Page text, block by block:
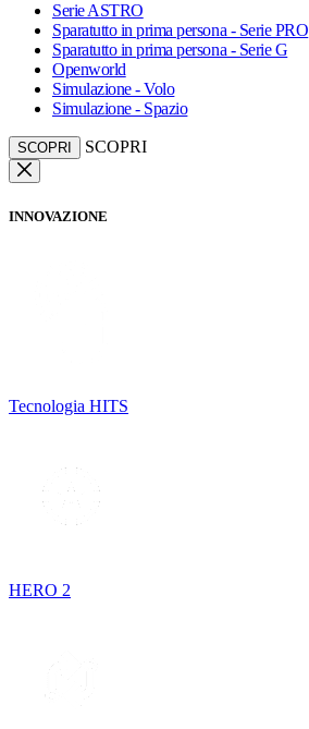
Serie ASTRO
Sparatutto in prima persona - Serie PRO
Sparatutto in prima persona - Serie G
Openworld
Simulazione - Volo
Simulazione - Spazio
SCOPRI SCOPRI
INNOVAZIONE
Tecnologia HITS
HERO 2